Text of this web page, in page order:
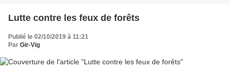
Lutte contre les feux de forêts
Publié le 02/10/2019 à 11:21
Par Gir-Vig